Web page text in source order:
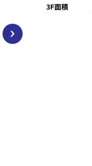
3F面積